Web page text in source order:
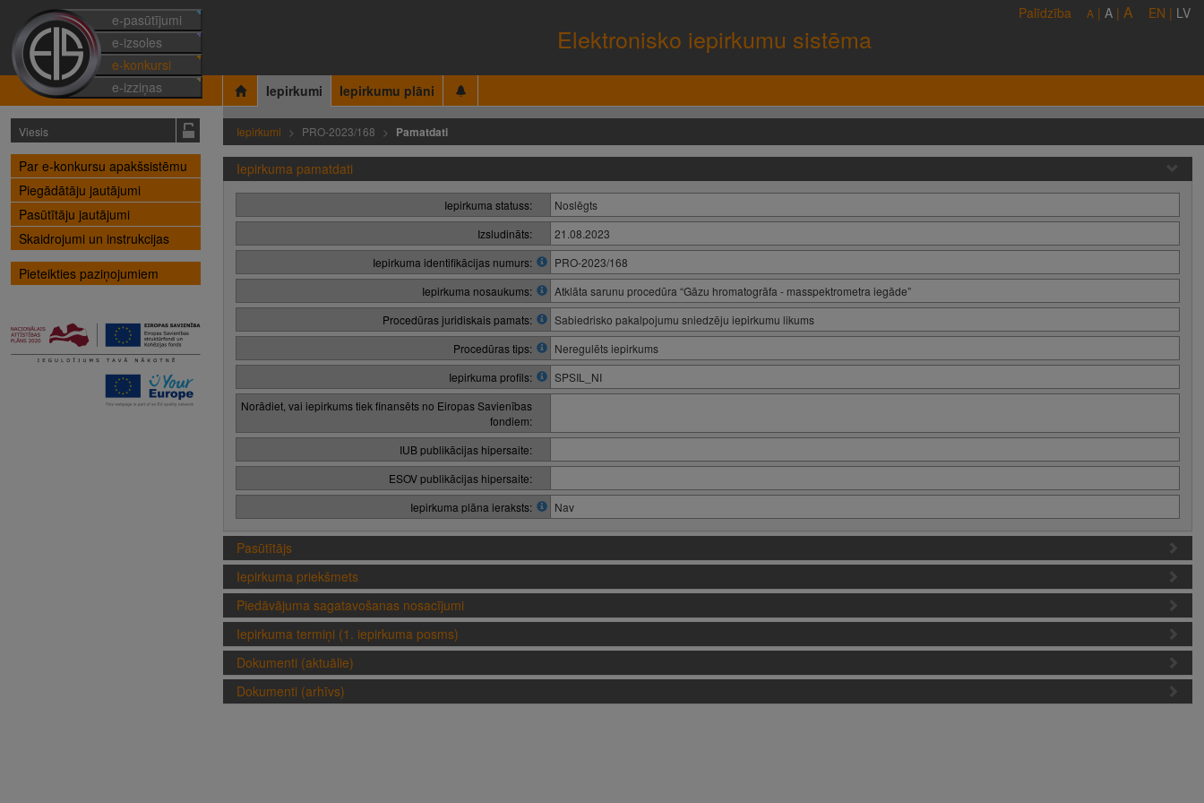
e-pasūtījumi
e-izsoles
e-konkursi
e-izziņas
Elektronisko iepirkumu sistēma
Palīdzība A | A | A EN | LV
Iepirkumi Iepirkumu plāni
Viesis
Par e-konkursu apakšsistēmu
Piegādātāju jautājumi
Pasūtītāju jautājumi
Skaidrojumi un instrukcijas
Pieteikties paziņojumiem
Iepirkumi PRO-2023/168 Pamatdati
Iepirkuma pamatdati
Iepirkuma statuss:
Noslēgts
Izsludināts:
21.08.2023
Iepirkuma identifikācijas numurs:
PRO-2023/168
Iepirkuma nosaukums:
Atklāta sarunu procedūra “Gāzu hromatogrāfa - masspektrometra iegāde”
Procedūras juridiskais pamats:
Sabiedrisko pakalpojumu sniedzēju iepirkumu likums
Procedūras tips:
Neregulēts iepirkums
Iepirkuma profils:
SPSIL_NI
Norādiet, vai iepirkums tiek finansēts no Eiropas Savienības
fondiem:
IUB publikācijas hipersaite:
ESOV publikācijas hipersaite:
Iepirkuma plāna ieraksts:
Nav
Pasūtītājs
Iepirkuma priekšmets
Piedāvājuma sagatavošanas nosacījumi
Iepirkuma termiņi (1. iepirkuma posms)
Dokumenti (aktuālie)
Dokumenti (arhīvs)